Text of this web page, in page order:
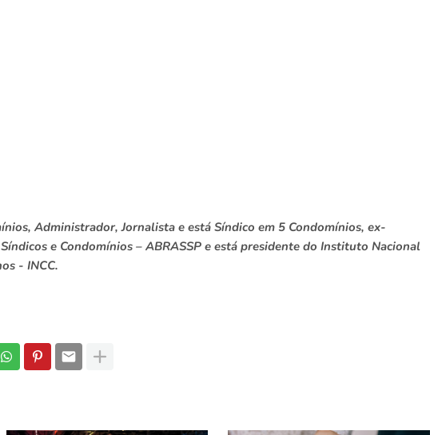
Administrador, Jornalista e está Síndico em 5 Condomínios, ex-
e Condomínios – ABRASSP e está presidente do Instituto Nacional
- INCC.